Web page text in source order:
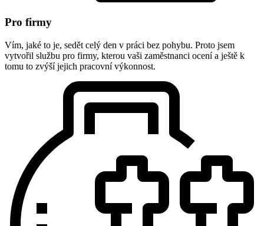
Pro firmy
Vím, jaké to je, sedět celý den v práci bez pohybu. Proto jsem
vytvořil službu pro firmy, kterou vaši zaměstnanci ocení a ještě k
tomu to zvýší jejich pracovní výkonnost.